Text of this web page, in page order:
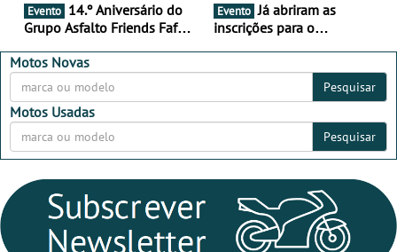
Evento
Grupo Asfalto Friends Fafe,
2026
Evento Já abriram as
inscrições para o
Motos Novas
Pesquisar
Motos Usadas
Pesquisar